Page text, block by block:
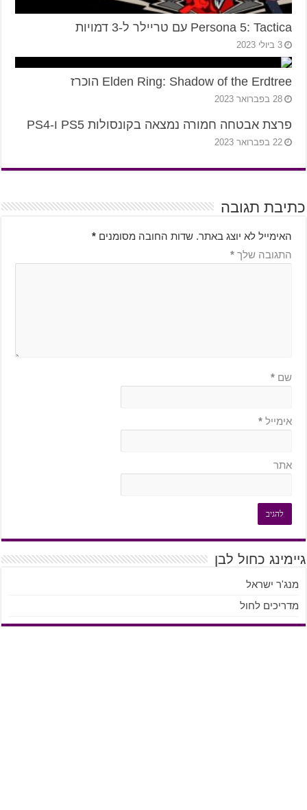
Persona 5: Tactica עם טריילר ל-3 דמויות
3 ביולי 2023
Elden Ring: Shadow of the Erdtree הוכרז
28 בפברואר 2023
פרצת אבטחה חמורה נמצאה בקונסולות PS5 ו-PS4
22 בפברואר 2023
כתיבת תגובה
האימייל לא יוצג באתר. שדות החובה מסומנים *
התגובה שלך *
שם *
אימייל *
אתר
גיימינג כחול לבן
מנג'ר ישראל
מדריכים לחול